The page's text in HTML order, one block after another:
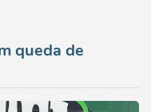
queda de